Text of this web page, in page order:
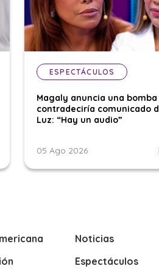
ESPECTÁCULOS
Magaly anuncia una bomba
contradeciría comunicado
Luz: “Hay un audio”
05 Ago 2026
Noticias
Espectáculos